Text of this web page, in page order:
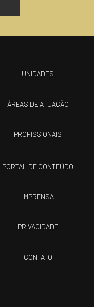
UNIDADES
ÁREAS DE ATUAÇÃO
PROFISSIONAIS
PORTAL DE CONTEÚDO
IMPRENSA
PRIVACIDADE
CONTATO